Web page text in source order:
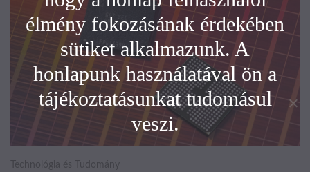
Technológia és Tudomány
élmény fokozásának érdekében
sütiket alkalmazunk. A
honlapunk használatával ön a
tájékoztatásunkat tudomásul
veszi.